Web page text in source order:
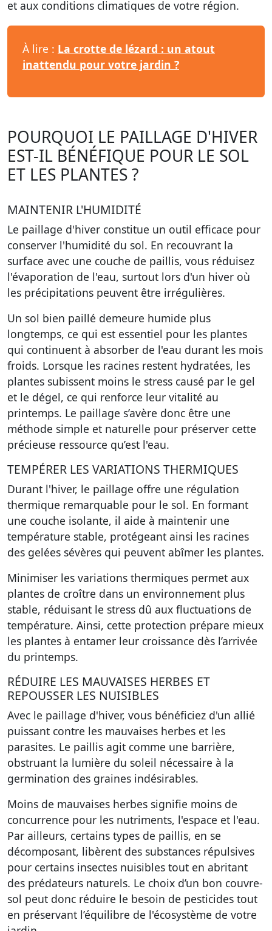
et aux conditions climatiques de votre région.
À lire : La crotte de lézard : un atout
inattendu pour votre jardin ?
POURQUOI LE PAILLAGE D'HIVER
EST-IL BÉNÉFIQUE POUR LE SOL
ET LES PLANTES ?
MAINTENIR L'HUMIDITÉ
Le paillage d'hiver constitue un outil efficace pour
conserver l'humidité du sol. En recouvrant la
surface avec une couche de paillis, vous réduisez
l'évaporation de l'eau, surtout lors d'un hiver où
les précipitations peuvent être irrégulières.
Un sol bien paillé demeure humide plus
longtemps, ce qui est essentiel pour les plantes
qui continuent à absorber de l'eau durant les mois
froids. Lorsque les racines restent hydratées, les
plantes subissent moins le stress causé par le gel
et le dégel, ce qui renforce leur vitalité au
printemps. Le paillage s’avère donc être une
méthode simple et naturelle pour préserver cette
précieuse ressource qu’est l'eau.
TEMPÉRER LES VARIATIONS THERMIQUES
Durant l'hiver, le paillage offre une régulation
thermique remarquable pour le sol. En formant
une couche isolante, il aide à maintenir une
température stable, protégeant ainsi les racines
des gelées sévères qui peuvent abîmer les plantes.
Minimiser les variations thermiques permet aux
plantes de croître dans un environnement plus
stable, réduisant le stress dû aux fluctuations de
température. Ainsi, cette protection prépare mieux
les plantes à entamer leur croissance dès l’arrivée
du printemps.
RÉDUIRE LES MAUVAISES HERBES ET
REPOUSSER LES NUISIBLES
Avec le paillage d'hiver, vous bénéficiez d'un allié
puissant contre les mauvaises herbes et les
parasites. Le paillis agit comme une barrière,
obstruant la lumière du soleil nécessaire à la
germination des graines indésirables.
Moins de mauvaises herbes signifie moins de
concurrence pour les nutriments, l'espace et l'eau.
Par ailleurs, certains types de paillis, en se
décomposant, libèrent des substances répulsives
pour certains insectes nuisibles tout en abritant
des prédateurs naturels. Le choix d’un bon couvre-
sol peut donc réduire le besoin de pesticides tout
en préservant l’équilibre de l'écosystème de votre